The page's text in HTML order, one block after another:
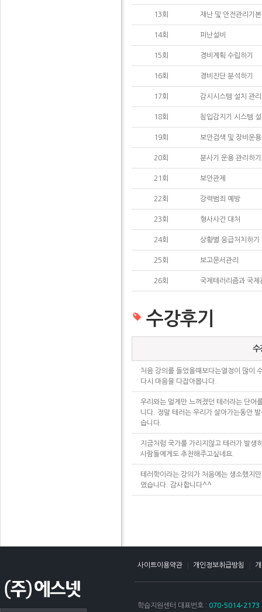
13회 재난 및 안전관리기
14회 피난설비
15회 경비계획 수립하기
16회 경비진단 분석하기
17회 감시시스템 설치 관
18회 침입감지기 시스템
19회 보안검색 및 장비운용
20회 분사기 운용 관리하기
21회 보안관제
22회 강력범죄 예방
23회 형사사건 대처
24회 상황별 응급처치하기
25회 보고문서관리
26회 국제테러리즘과 국제
수강후기
수
처음 강의를 들었을때보다는열정이 많이
다시 마음을 다잡아봅니다.
우리와는 멀게만 느껴졌던 테러라는 단어
니다. 정말 테러는 우리가 살아가는동안
습니다.
지금처럼 국가를 가리지않고 테러가 발생
사람들에게도 추천해주고싶네요.
테러학이라는 강의가 처음에는 생소했지
였습니다. 감사합니다^^
사이트이용약관 개인정보취급방침
학습지원센터 대표번호 : 070-5014-2173